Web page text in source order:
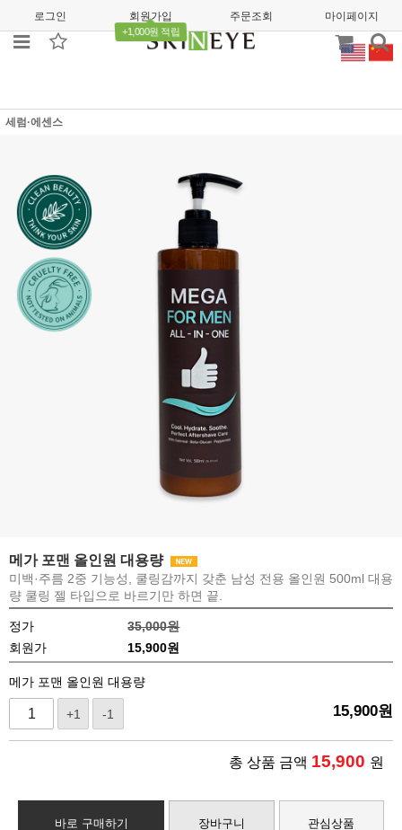
로그인 회원가입
+1,000원 적립
주문조회 마이페이지
세럼·에센스
메가 포맨 올인원 대용량
미백·주름 2중 기능성, 쿨링감까지 갖춘 남성 전용 올인원 500ml 대용
량 쿨링 젤 타입으로 바르기만 하면 끝.
정가
35,000원
회원가
15,900원
메가 포맨 올인원 대용량
+1 -1 15,900원
총 상품 금액 15,900 원
바로 구매하기 장바구니 관심상품